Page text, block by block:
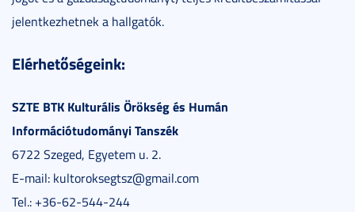
jelentkezhetnek a hallgatók.
Elérhetőségeink:
SZTE BTK Kulturális Örökség és Humán
Információtudományi Tanszék
6722 Szeged, Egyetem u. 2.
E-mail: kultoroksegtsz@gmail.com
Tel.: +36-62-544-244